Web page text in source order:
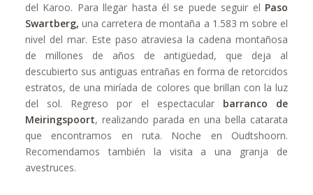
del Karoo. Para llegar hasta él se puede seguir el Paso
Swartberg, una carretera de montaña a 1.583 m sobre el
nivel del mar. Este paso atraviesa la cadena montañosa
de millones de años de antigüedad, que deja al
descubierto sus antiguas entrañas en forma de retorcidos
estratos, de una miríada de colores que brillan con la luz
del sol. Regreso por el espectacular barranco de
Meiringspoort, realizando parada en una bella catarata
que encontramos en ruta. Noche en Oudtshoorn.
Recomendamos también la visita a una granja de
avestruces.